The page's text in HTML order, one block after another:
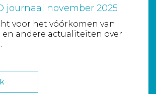
journaal november 2025
voor het vóórkomen van
en andere actualiteiten over